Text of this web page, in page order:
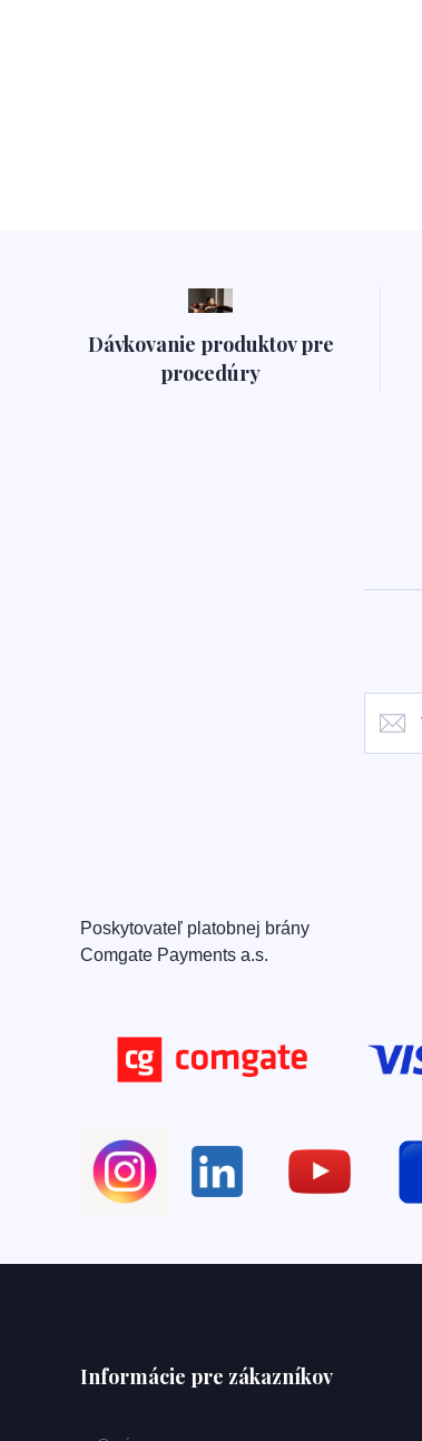
Dávkovanie produktov pre
procedúry
Poskytovateľ platobnej brány
Comgate Payments a.s.
Informácie pre zákazníkov